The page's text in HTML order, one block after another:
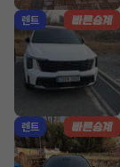
렌트
렌트